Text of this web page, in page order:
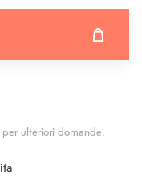
ulteriori domande.